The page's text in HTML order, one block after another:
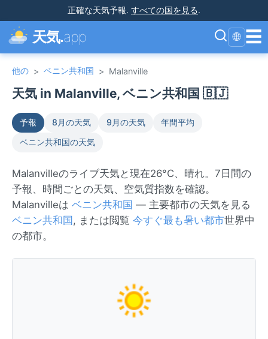
正確な天気予報. すべての国を見る.
天気.app 🌐 ☰
他の > ベニン共和国 > Malanville
天気 in Malanville, ベニン共和国 🇧🇯
予報 8月の天気 9月の天気
年間平均
ベニン共和国の天気
Malanvilleのライブ天気と現在26°C、晴れ。7日間の
予報、時間ごとの天気、空気質指数を確認。
Malanvilleは ベニン共和国 — 主要都市の天気を見る
ベニン共和国 , または閲覧 今すぐ最も暑い都市世界中
の都市。